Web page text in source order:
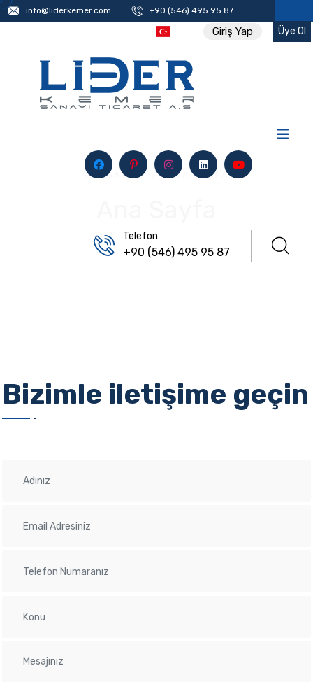
info@liderkemer.com +90 (546) 495 95 87
Giriş Yap Üye Ol
Telefon
+90 (546) 495 95 87
ANASAYFA / ANA SAYFA
Bizimle iletişime geçin